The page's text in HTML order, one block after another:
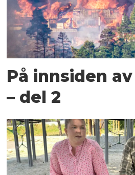
På innsiden
– del 2